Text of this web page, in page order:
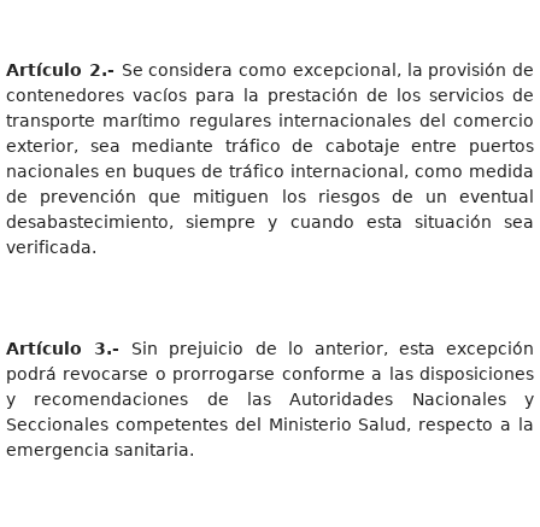
Artículo 2.- Se considera como excepcional, la provisión de
contenedores vacíos para la prestación de los servicios de
transporte marítimo regulares internacionales del comercio
exterior, sea mediante tráfico de cabotaje entre puertos
nacionales en buques de tráfico internacional, como medida
de prevención que mitiguen los riesgos de un eventual
desabastecimiento, siempre y cuando esta situación sea
verificada.
Artículo 3.- Sin prejuicio de lo anterior, esta excepción
podrá revocarse o prorrogarse conforme a las disposiciones
y recomendaciones de las Autoridades Nacionales y
Seccionales competentes del Ministerio Salud, respecto a la
emergencia sanitaria.